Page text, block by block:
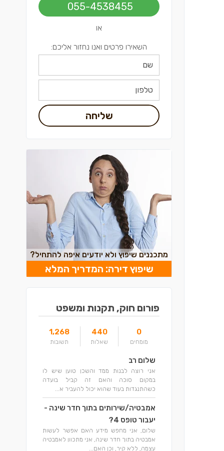
055-4538455
או
השאירו פרטים ואנו נחזור אליכם:
שליחה
מתכננים שיפוץ ולא יודעים איפה להתחיל?
שיפוץ דירה: המדריך המלא
פורום חוק, תקנות ומשפט
0
מומחים
440
שאלות
1,268
תשובות
שלום רב
אני רוצה לבנות ממד והשכן טוען שיש לו
במקום סוכה והאם זה קביל בועדה
כשהתנגדות בעוד שהוא יכול להעביר א...
אמבטיה/שירותים בתוך חדר שינה -
יעבור טופס 4?
שלום, אני מחפש מידע האם אפשר לעשות
אמבטיה בתוך חדר שינה, אני מתכוון לאמבטיה
עצמה, ללא קיר, וכן האם...